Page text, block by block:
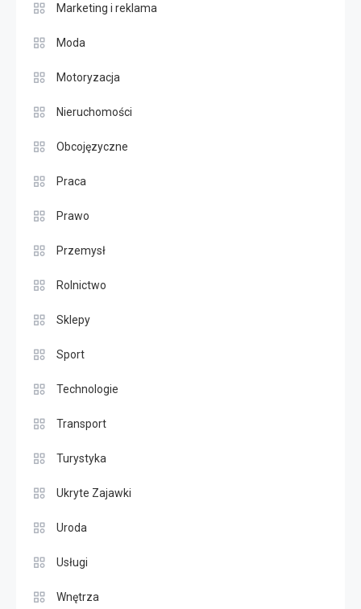
Marketing i reklama
Moda
Motoryzacja
Nieruchomości
Obcojęzyczne
Praca
Prawo
Przemysł
Rolnictwo
Sklepy
Sport
Technologie
Transport
Turystyka
Ukryte Zajawki
Uroda
Usługi
Wnętrza